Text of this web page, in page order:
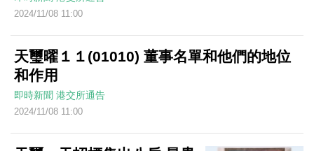
2024/11/08 11:00
天璽曜１１(01010) 董事名單和他們的地位
和作用
即時新聞 港交所通告
2024/11/08 11:00